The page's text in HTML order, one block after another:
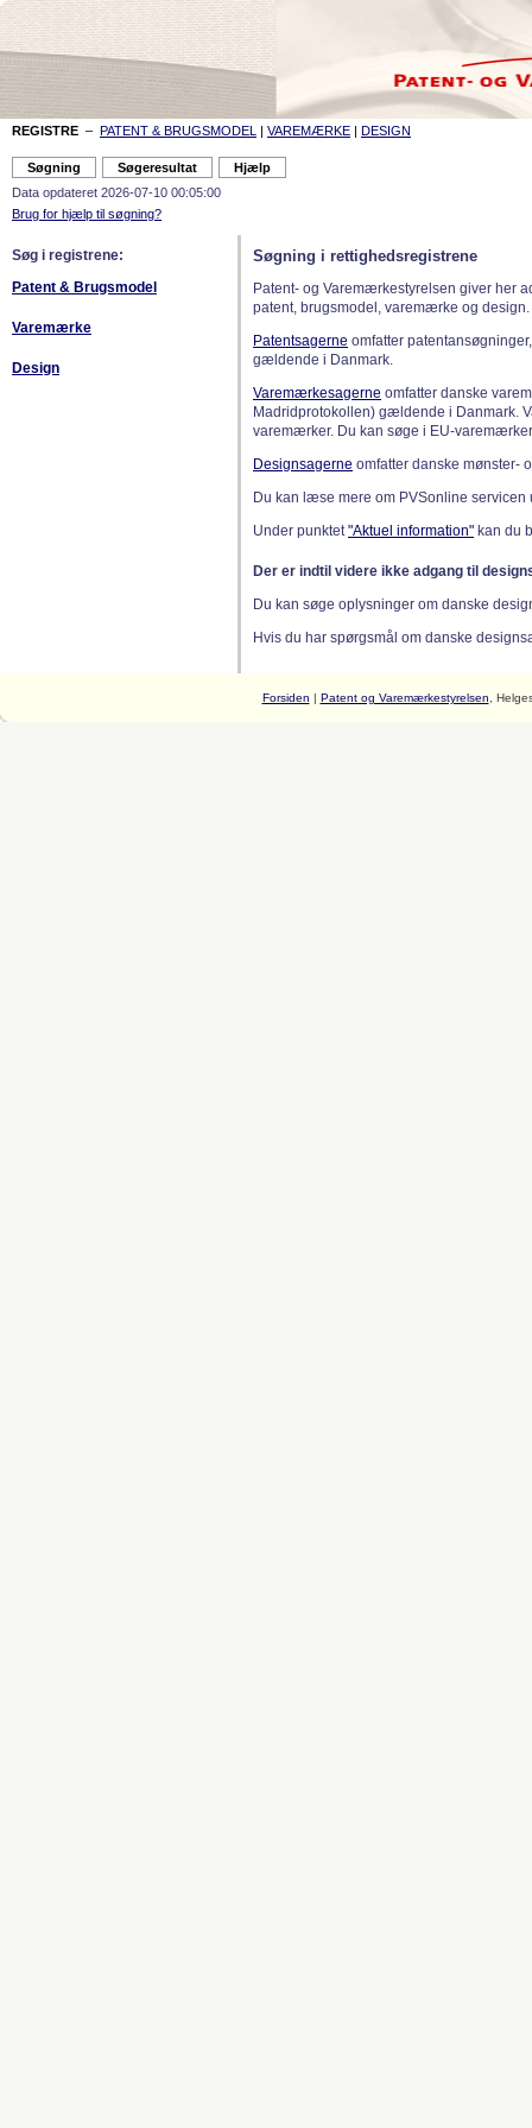
REGISTRE – PATENT & BRUGSMODEL | VAREMÆRKE | DESIGN
Data opdateret 2026-07-10 00:05:00
Brug for hjælp til søgning?
Søg i registrene:
Patent & Brugsmodel
Varemærke
Design
Søgning i rettighedsregistrene
Patent- og Varemærkestyrelsen giver her
patent, brugsmodel, varemærke og design.
Patentsagerne omfatter
gældende i Danmark.
Varemærkesagerne omfatter danske
Madridprotokollen) gældende i Danmark.
varemærker. Du kan søge i EU-
Designsagerne omfatter danske mønster-
Du kan læse mere om PVSonline
Under punktet"Aktuel information" kan du
Der er indtil videre ikke adgang til
Du kan søge oplysninger om danske
Hvis du har spørgsmål om danske
Forsiden | Patent og Varemærkestyrelsen ,